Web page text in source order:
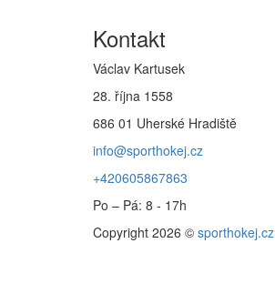
Kontakt
Václav Kartusek
28. října 1558
686 01 Uherské Hradiště
info@sporthokej.cz
+420605867863
Po – Pá: 8 - 17h
Copyright 2026 © sporthokej.cz